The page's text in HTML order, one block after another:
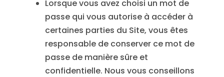
Lorsque vous avez choisi un mot de
passe qui vous autorise à accéder à
certaines parties du Site, vous êtes
responsable de conserver ce mot de
passe de manière sûre et
confidentielle. Nous vous conseillons